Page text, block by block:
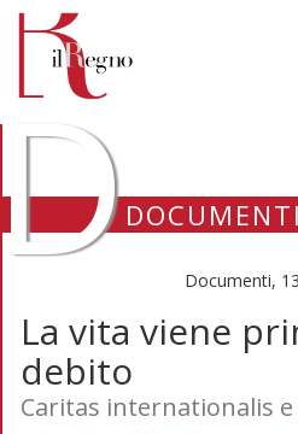
DOCUMENTI
Documenti,
La vita viene
debito
Caritas internationalis e